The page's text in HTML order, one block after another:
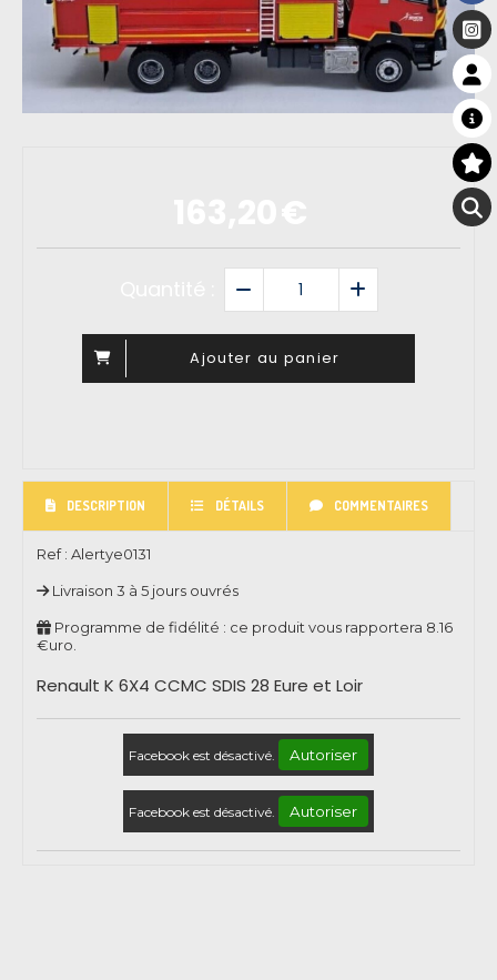
Ajouter au panier
DESCRIPTION DÉTAILS COMMENTAIRES
Ref : Alertye0131
Livraison 3 à 5 jours ouvrés
Programme de fidélité : ce produit vous rapportera 8.16
€uro.
Renault K 6X4 CCMC SDIS 28 Eure et Loir
Facebook est désactivé. Autoriser
Facebook est désactivé. Autoriser